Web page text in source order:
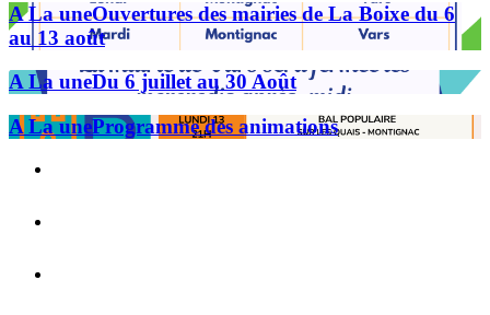
A La uneOuvertures des mairies de La Boixe du 6
au 13 août
A La uneDu 6 juillet au 30 Août
A La uneProgramme des animations